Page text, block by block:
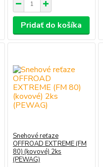
Pridať do košíka
Snehové reťaze
OFFROAD EXTREME (FM
80) (kovové) 2ks
(PEWAG)